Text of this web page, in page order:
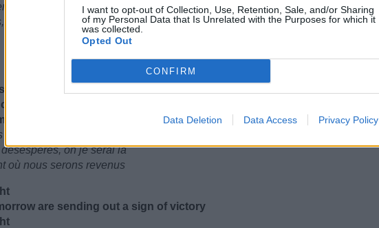
I want to opt-out of Collection, Use, Retention, Sale, and/or Sharing
of my Personal Data that Is Unrelated with the Purposes for which it
was collected.
Opted Out
CONFIRM
Data Deletion Data Access Privacy Policy
divin, oasis et paradis
reflecting new life
oh I will be there
we're going back
réfléchissant la nouvelle vie
oh je serai là
où nous serons revenus
are sending out a sign of victory